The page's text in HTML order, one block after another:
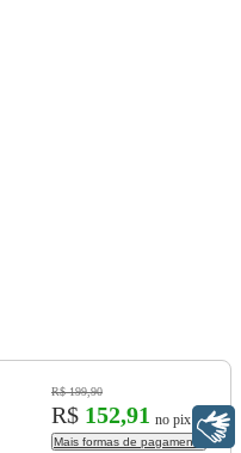
R$ 199,90
R$ 152,91 no pix
Mais formas de pagamento
Libras